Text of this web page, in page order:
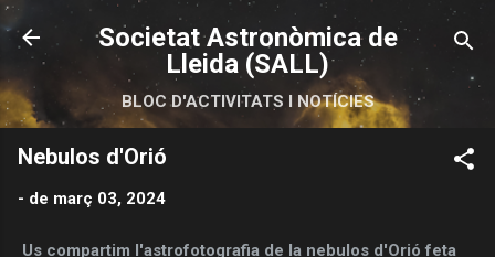
Salta al contingut principal
Societat Astronòmica de
Lleida (SALL)
BLOC D'ACTIVITATS I NOTÍCIES
Nebulos d'Orió
- de març 03, 2024
Us compartim l'astrofotografia de la nebulos d'Orió feta